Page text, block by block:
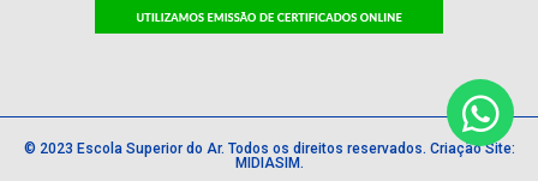
© 2023 Escola Superior do Ar. Todos os direitos reservados. Criação Site:
MIDIASIM.